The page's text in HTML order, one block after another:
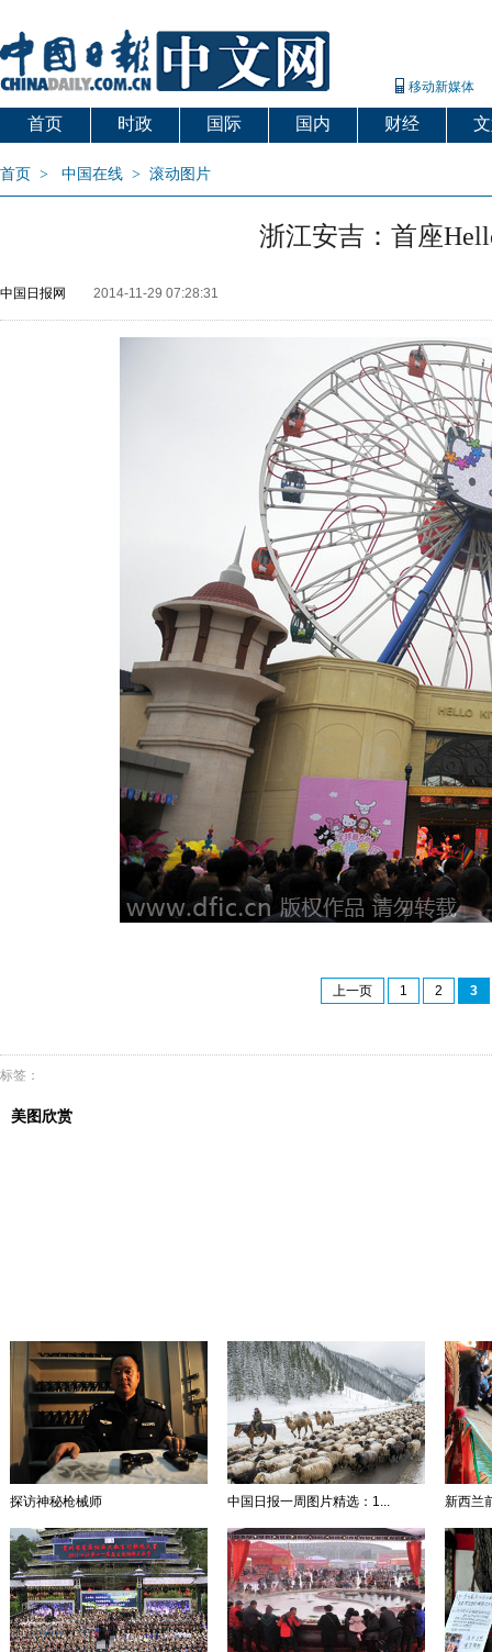
移动新媒体
首页 时政 国际 国内 财经
首页 > 中国在线 > 滚动图片
浙江安吉：首座
中国日报网 2014-11-29 07:28:31
上一页 1 2 3
标签：
美图欣赏
探访神秘枪械师 中国日报一周图片精选：1... 新西兰